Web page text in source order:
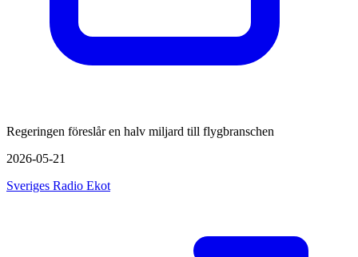
Regeringen föreslår en halv miljard till flygbranschen
2026-05-21
Sveriges Radio Ekot